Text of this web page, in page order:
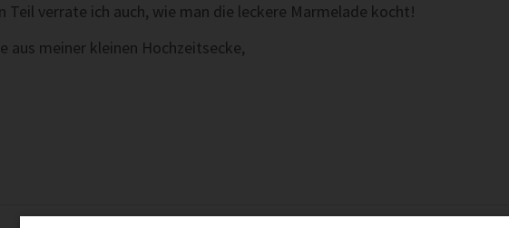
Teil verrate ich auch, wie man die leckere Marmelade kocht!
aus meiner kleinen Hochzeitsecke,